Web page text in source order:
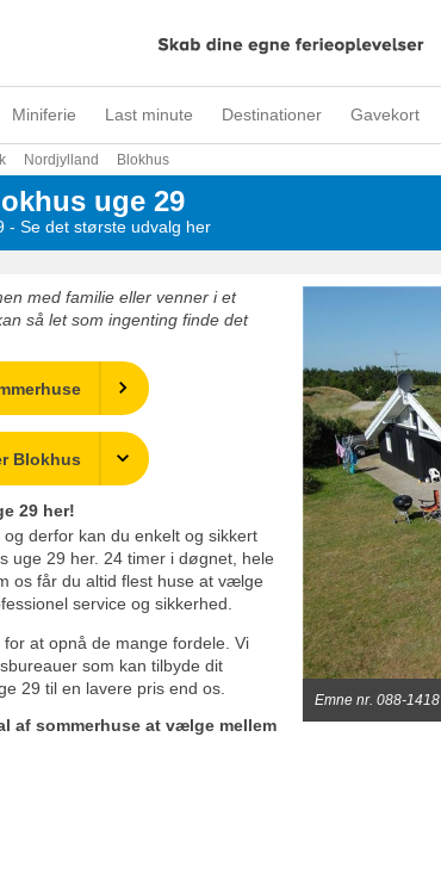
Miniferie Last minute Destinationer Gavekort
Nordjylland Blokhus
uge 29
- Se det største udvalg her
med familie eller venner i et
så let som ingenting finde det
Blokhus
Emne nr. 088-1418
29 her!
derfor kan du enkelt og sikkert
uge 29 her. 24 timer i døgnet, hele
os får du altid flest huse at vælge
service og sikkerhed.
at opnå de mange fordele. Vi
som kan tilbyde dit
29 til en lavere pris end os.
af sommerhuse at vælge mellem